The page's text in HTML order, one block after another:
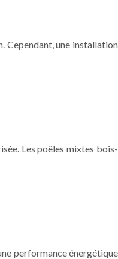
Cependant, une installation
Les poêles mixtes bois-
performance énergétique